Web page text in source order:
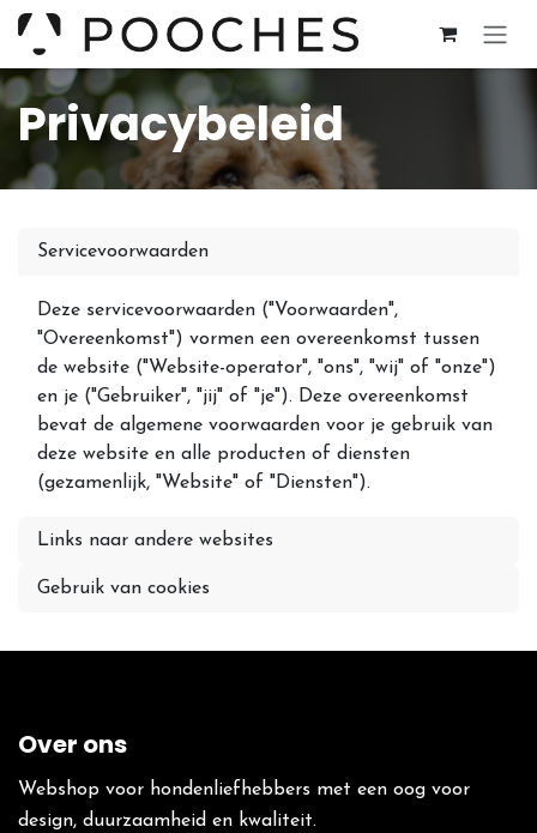
Overslaan naar inhoud
Privacybeleid
Servicevoorwaarden
Deze servicevoorwaarden ("Voorwaarden",
"Overeenkomst") vormen een overeenkomst tussen
de website ("Website-operator", "ons", "wij" of "onze")
en je ("Gebruiker", "jij" of "je"). Deze overeenkomst
bevat de algemene voorwaarden voor je gebruik van
deze website en alle producten of diensten
(gezamenlijk, "Website" of "Diensten").
Links naar andere websites
Gebruik van cookies
Over ons
Webshop voor hondenliefhebbers met een oog voor
design, duurzaamheid en kwaliteit.